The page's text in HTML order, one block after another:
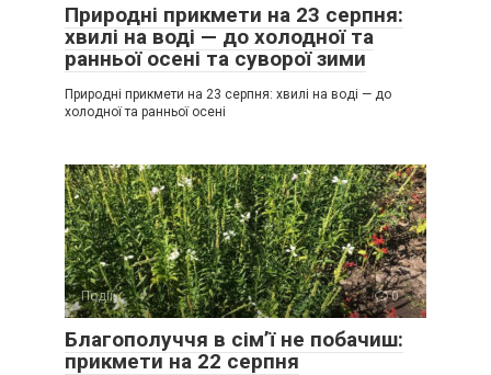
Природні прикмети на 23 серпня:
хвилі на воді — до холодної та
ранньої осені та суворої зими
Природні прикмети на 23 серпня: хвилі на воді — до
холодної та ранньої осені
Події 0
Благополуччя в сім’ї не побачиш:
прикмети на 22 серпня